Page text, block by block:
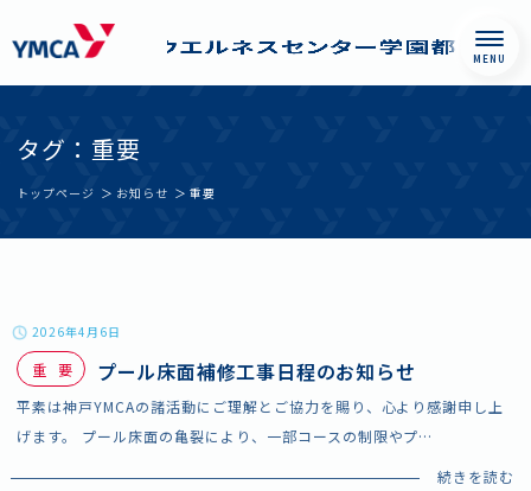
ネスセンター学園
タグ：重要
トップページ お知らせ 重要
2026年4月6日
重要 プール床面補修工事日程のお知らせ
平素は神戸YMCAの諸活動にご理解とご協力を賜り、心より感謝申し上
げます。 プール床面の亀裂により、一部コースの制限やプ…